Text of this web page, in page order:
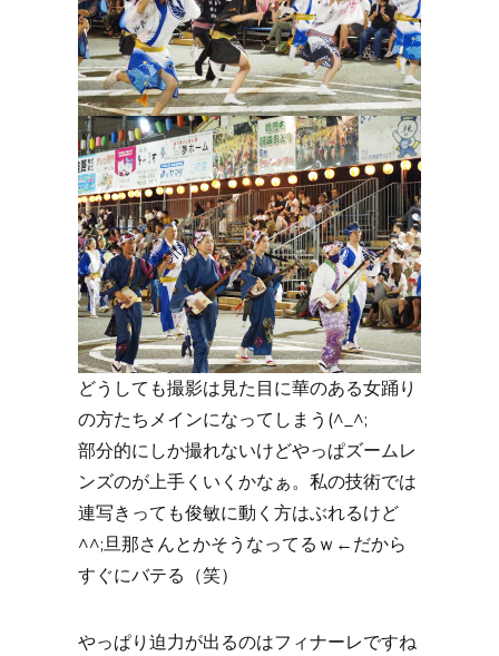
どうしても撮影は見た目に華のある女踊り
の方たちメインになってしまう(^_^;
部分的にしか撮れないけどやっぱズームレ
ンズのが上手くいくかなぁ。私の技術では
連写きっても俊敏に動く方はぶれるけど
^^;旦那さんとかそうなってるｗ←だから
すぐにバテる（笑）
やっぱり迫力が出るのはフィナーレですね